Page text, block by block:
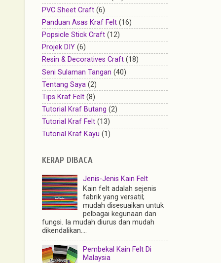
PVC Sheet Craft (6)
Panduan Asas Kraf Felt (16)
Popsicle Stick Craft (12)
Projek DIY (6)
Resin & Decoratives Craft (18)
Seni Sulaman Tangan (40)
Tentang Saya (2)
Tips Kraf Felt (8)
Tutorial Kraf Butang (2)
Tutorial Kraf Felt (13)
Tutorial Kraf Kayu (1)
KERAP DIBACA
Jenis-Jenis Kain Felt
Kain felt adalah sejenis
fabrik yang versatil;
mudah disesuaikan untuk
pelbagai kegunaan dan
fungsi. Ia mudah diurus dan mudah
dikendalikan....
Pembekal Kain Felt Di
Malaysia